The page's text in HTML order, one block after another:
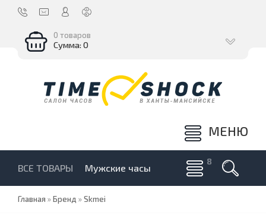
0 товаров
Сумма: 0
МЕНЮ
ВСЕ ТОВАРЫ Мужские часы
Главная »Бренд »Skmei